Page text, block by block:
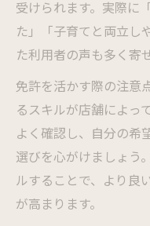
受けられます。実際に
た」「子育てと両立し
た利用者の声も多く寄
免許を活かす際の注意
るスキルが店舗によっ
よく確認し、自分の希
選びを心がけましょう
ルすることで、より良
が高まります。